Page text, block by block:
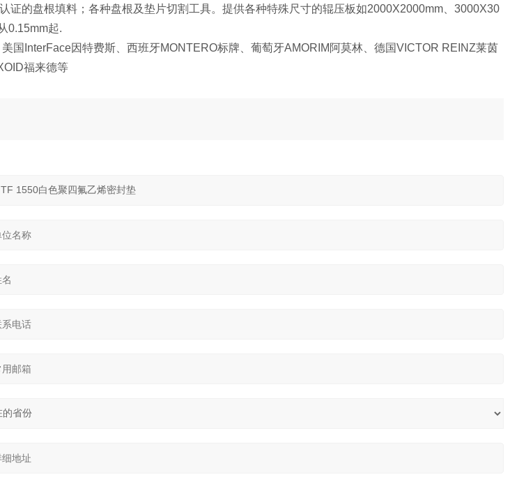
认证的盘根填料；各种盘根及垫片切割工具。提供各种特殊尺寸的辊压板如2000X2000mm 、3000X30
0.15mm起.
国 InterFace因特费斯、西班牙MONTERO标牌、葡萄牙AMORIM 阿莫林、德国VICTOR REINZ莱茵
福来德等